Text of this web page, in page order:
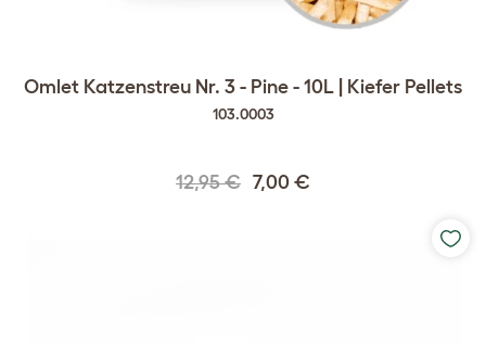
Omlet Katzenstreu Nr. 3 - Pine - 10L | Kiefer Pellets
103.0003
12,95 € 7,00 €